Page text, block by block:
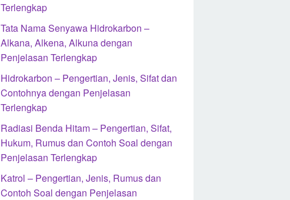
Terlengkap
Tata Nama Senyawa Hidrokarbon –
Alkana, Alkena, Alkuna dengan
Penjelasan Terlengkap
Hidrokarbon – Pengertian, Jenis, Sifat dan
Contohnya dengan Penjelasan
Terlengkap
Radiasi Benda Hitam – Pengertian, Sifat,
Hukum, Rumus dan Contoh Soal dengan
Penjelasan Terlengkap
Katrol – Pengertian, Jenis, Rumus dan
Contoh Soal dengan Penjelasan